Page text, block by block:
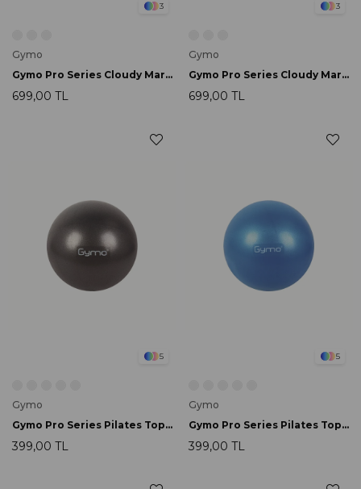
3
Gymo
Gymo Pro Series Cloudy Marble Pilates Topu 55cm Mor
699,00 TL
3
Gymo
Gymo Pro Series Cloudy Marble Pilates Topu 55cm Mavi
699,00 TL
5
Gymo
Gymo Pro Series Pilates Topu 25cm Siyah
399,00 TL
5
Gymo
Gymo Pro Series Pilates Topu 25cm Mavi
399,00 TL